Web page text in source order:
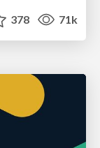
378 71k